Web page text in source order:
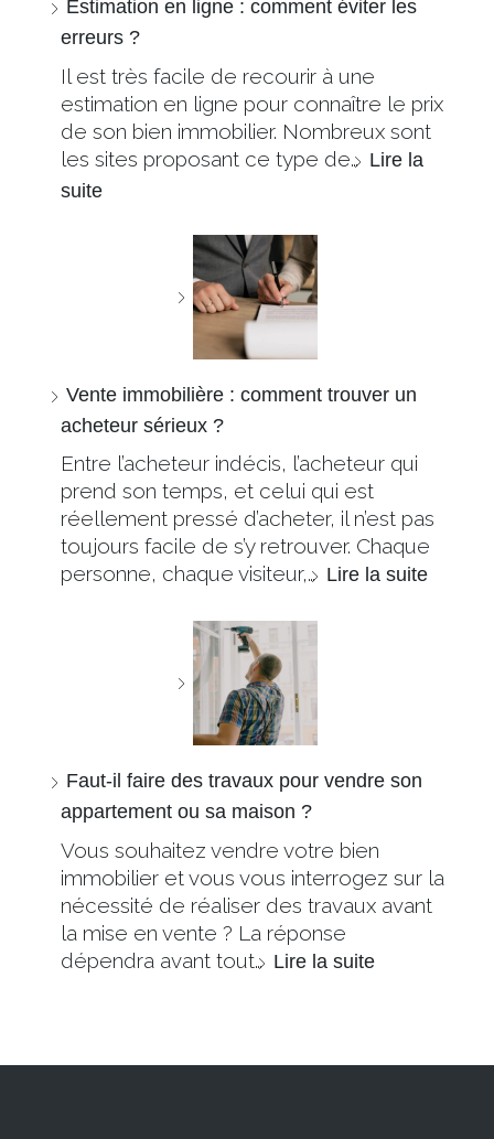
Estimation en ligne : comment éviter les
erreurs ?
Il est très facile de recourir à une
estimation en ligne pour connaître le prix
de son bien immobilier. Nombreux sont
les sites proposant ce type de… Lire la
suite
Vente immobilière : comment trouver un
acheteur sérieux ?
Entre l’acheteur indécis, l’acheteur qui
prend son temps, et celui qui est
réellement pressé d’acheter, il n’est pas
toujours facile de s’y retrouver. Chaque
personne, chaque visiteur,… Lire la suite
Faut-il faire des travaux pour vendre son
appartement ou sa maison ?
Vous souhaitez vendre votre bien
immobilier et vous vous interrogez sur la
nécessité de réaliser des travaux avant
la mise en vente ? La réponse
dépendra avant tout… Lire la suite